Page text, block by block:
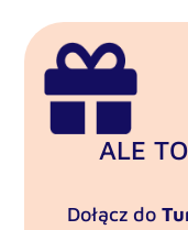
ALE
Dołącz do